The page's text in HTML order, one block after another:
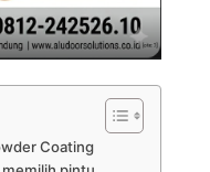
Coating